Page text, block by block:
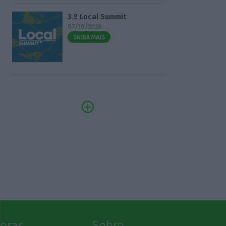
3.º Local Summit
07/10/2026
SAIBA MAIS